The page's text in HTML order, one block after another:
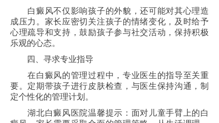
白癜风不仅影响孩子的外貌，还可能对其心理造
成压力。家长应密切关注孩子的情绪变化，及时给予
心理疏导和支持，鼓励孩子参与社交活动，保持积极
乐观的心态。
四、寻求专业指导
在白癜风的管理过程中，专业医生的指导至关重
要。定期带孩子进行皮肤检查，与医生保持沟通，制
定个性化的管理计划。
湖北白癜风医院温馨提示：面对儿童手臂上的白